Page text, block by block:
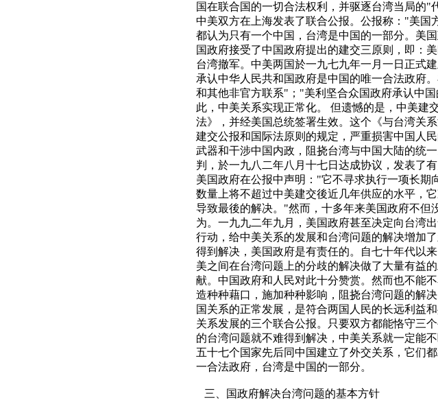
国在联合国的一切合法权利，并驱逐台湾当局的"
中美双方在上海发表了联合公报。公报称："美国
都认为只有一个中国，台湾是中国的一部分。美
国政府接受了中国政府提出的建交三原则，即：
台湾撤军。中美两国於一九七九年一月一日正式
承认中华人民共和国政府是中国的唯一合法政府
和其他非官方联系"；"美利坚合众国政府承认中
此，中美关系实现正常化。 但遗憾的是，中美建
法》，并经美国总统签署生效。这个《与台湾关
建交公报和国际法原则的规定，严重损害中国人
武器和干涉中国内政，阻挠台湾与中国大陆的统
判，於一九八二年八月十七日达成协议，发表了
美国政府在公报中声明："它不寻求执行一项长
数量上将不超过中美建交後近几年供应的水平，
导致最後的解决。"然而，十多年来美国政府不
为。一九九二年九月，美国政府甚至决定向台湾
行动，给中美关系的发展和台湾问题的解决增加
得到解决，美国政府是有责任的。自七十年代以
美之间在台湾问题上的分歧的解决做了大量有益
献。中国政府和人民对此十分赞赏。然而也不能
造种种藉口，施加种种影响，阻挠台湾问题的解
国关系的正常发展，是符合两国人民的长远利益
关系发展的三个联合公报。只要双方都能恪守三
的台湾问题就不难得到解决，中美关系就一定能
五十七个国家先后同中国建立了外交关系，它们
一合法政府，台湾是中国的一部分。
三、国政府解决台湾问题的基本方针